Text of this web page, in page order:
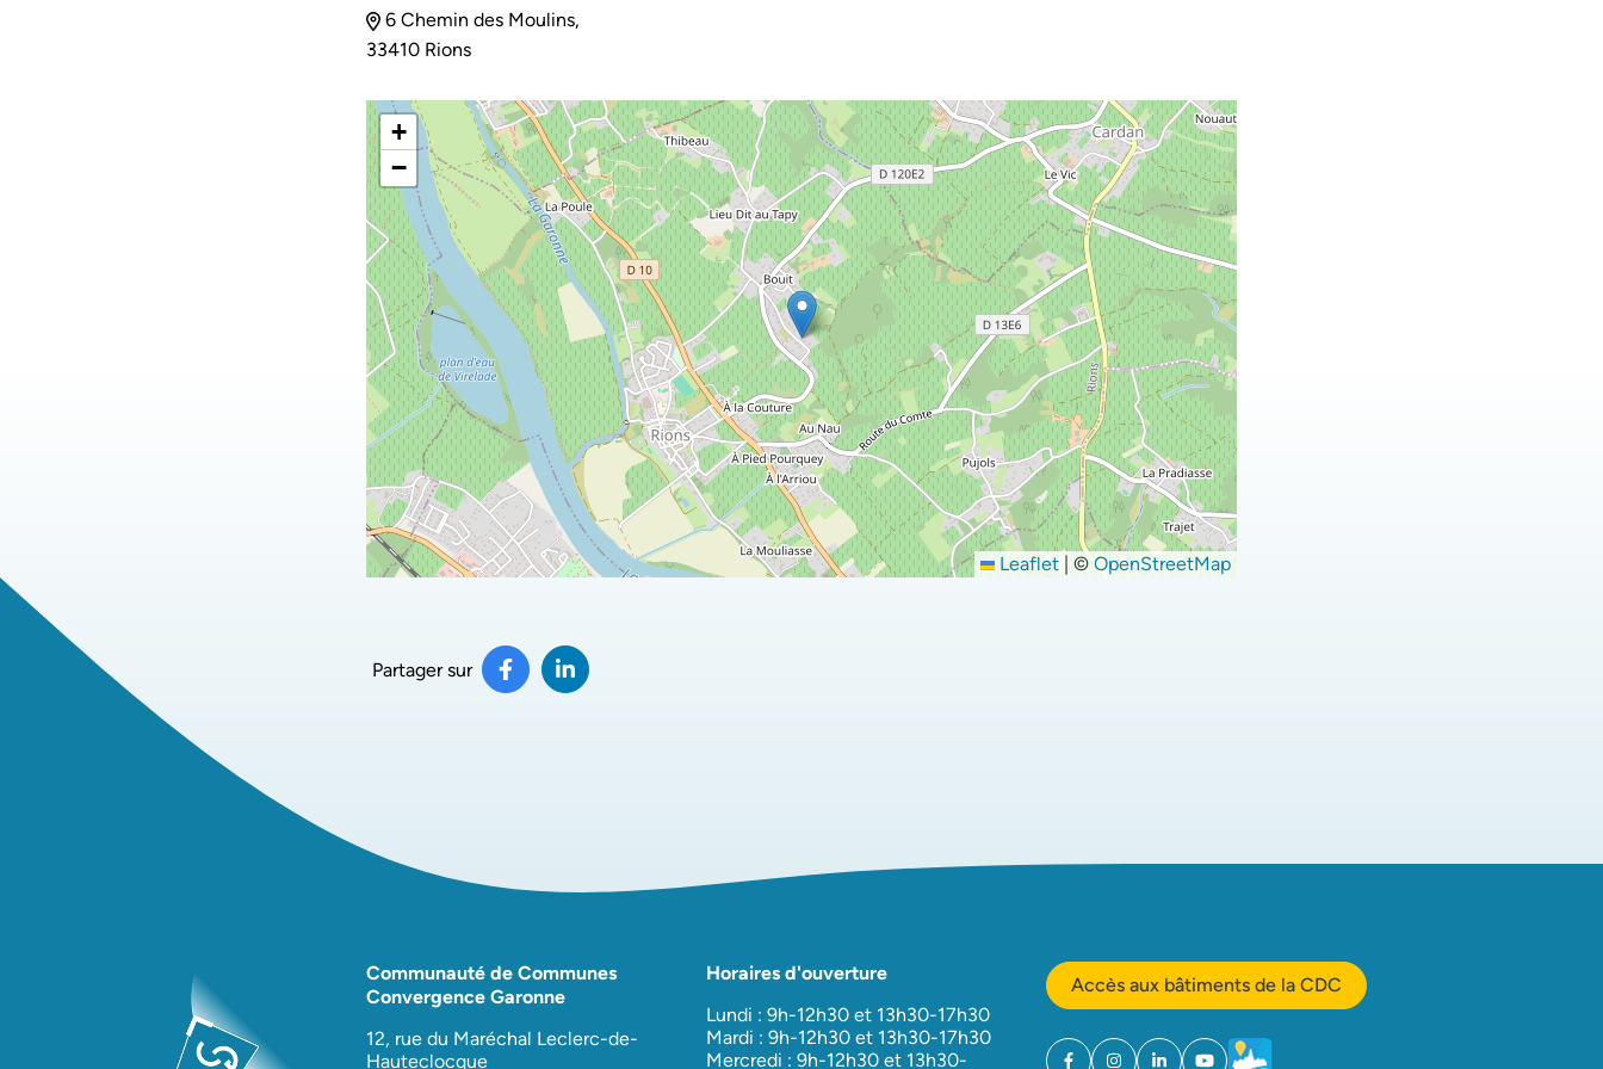
6 Chemin des Moulins,
33410 Rions
+
−
Leaflet | © OpenStreetMap
Partager sur Partager sur Facebook
(ouverture dans un nouvel onglet)
Partager sur LinkedIn
(ouverture dans un nouvel onglet)
Communauté de Communes
Convergence Garonne
12, rue du Maréchal Leclerc-de-
Hauteclocque
Horaires d'ouverture
Lundi : 9h-12h30 et 13h30-17h30
Mardi : 9h-12h30 et 13h30-17h30
Mercredi : 9h-12h30 et 13h30-
Accès aux bâtiments de la CDC